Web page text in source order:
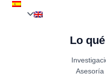
Lo
Asesoría